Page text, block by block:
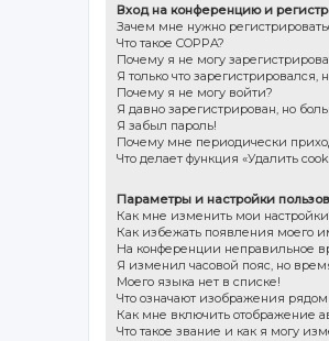
Вход на конференцию и
Зачем мне нужно
Что такое COPPA?
Почему я не могу
Я только что зарегистрировался,
Почему я не могу войти?
Я давно зарегистрирован, но
Я забыл пароль!
Почему мне периодически
Что делает функция «Удалить
Параметры и настройки
Как мне изменить мои
Как избежать появления моего
На конференции неправильное
Я изменил часовой пояс, но
Моего языка нет в списке!
Что означают изображения
Как мне включить отображение
Что такое звание и как я могу